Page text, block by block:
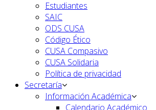
Estudiantes
SAIC
ODS CUSA
Código Ético
CUSA Compasivo
CUSA Solidaria
Política de privacidad
Secretaría
Información Académica
Calendario Académico